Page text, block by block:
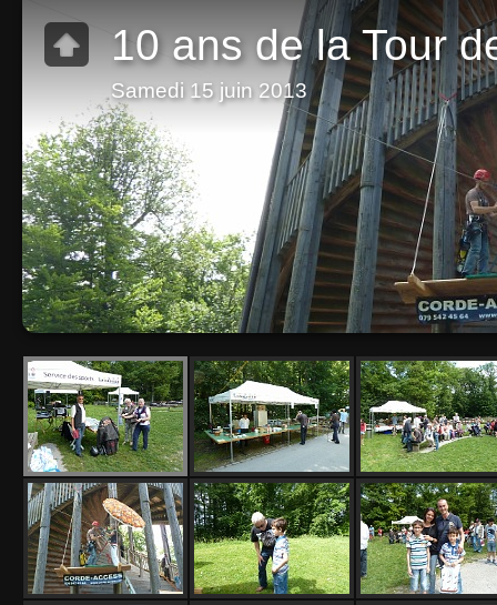
10 ans de la Tour
Samedi 15 juin 2013